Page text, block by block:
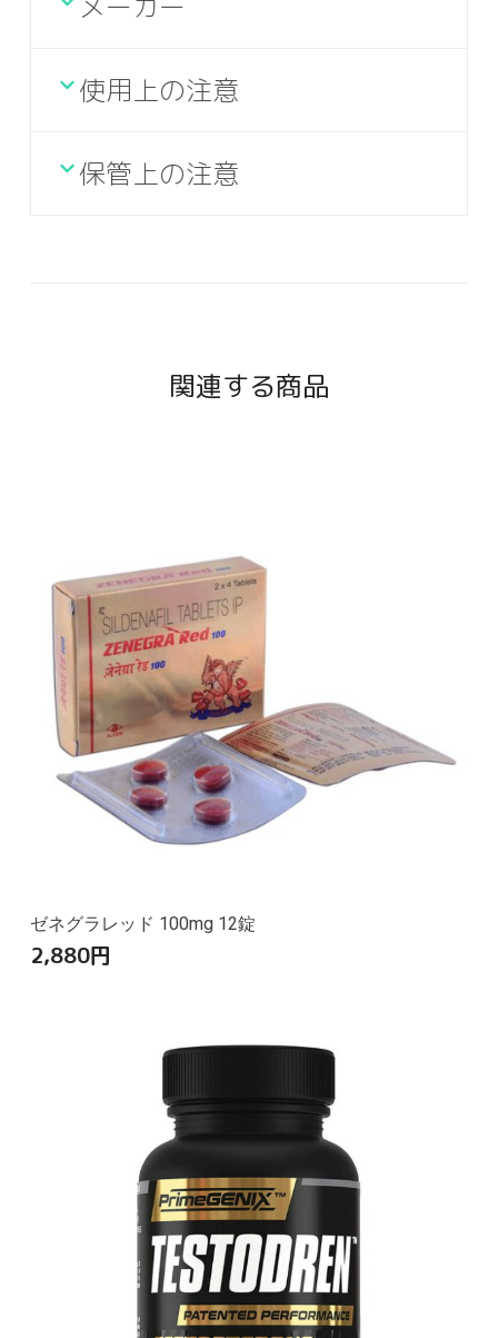
使用上の注意
保管上の注意
関連する商品
ゼネグラレッド 100mg 12錠
2,880円